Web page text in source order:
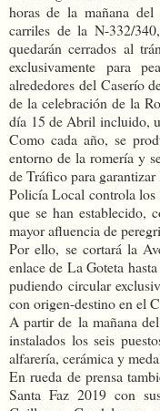
horas de la mañana
carriles de la N-332/
quedarán cerrados al
exclusivamente para
alrededores del Caserío
de la celebración de la
día 15 de Abril incluido,
Como cada año, se
entorno de la romería y
de Tráfico para
Policía Local controla
que se han establecido,
mayor afluencia de
Por ello, se cortará la
enlace de La Goteta
pudiendo circular
con origen-destino en el
A partir de la mañana
instalados los seis
alfarería, cerámica y
En rueda de prensa
Santa Faz 2019 con